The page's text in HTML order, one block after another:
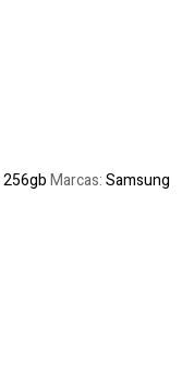
Marcas:Samsung